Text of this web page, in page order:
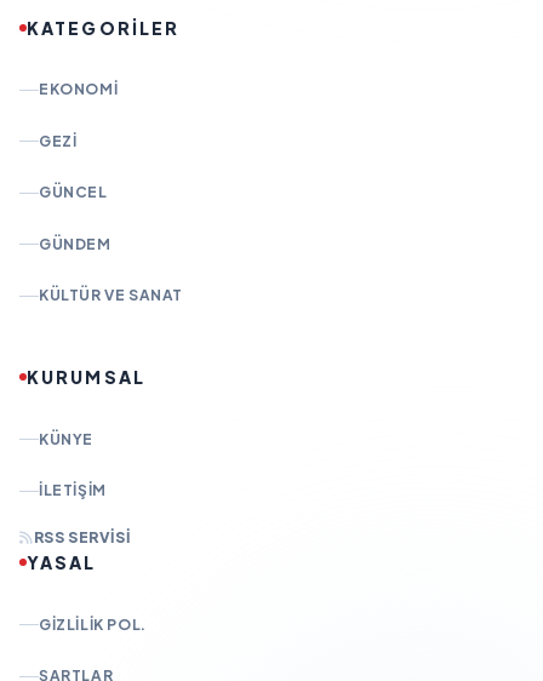
KATEGORİLER
EKONOMI
GEZI
GÜNCEL
GÜNDEM
KÜLTÜR VE SANAT
KURUMSAL
KÜNYE
İLETIŞIM
RSS SERVISI
YASAL
GIZLILIK POL.
ŞARTLAR